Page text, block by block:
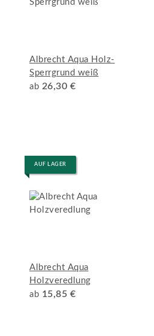
Albrecht Aqua Holz-
Sperrgrund weiß
ab 26,30 €
AUF LAGER
Albrecht Aqua
Holzveredlung
ab 15,85 €